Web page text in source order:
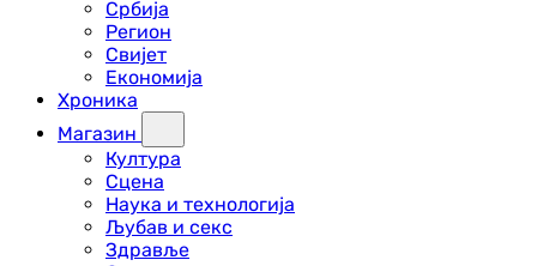
Србија
Регион
Свијет
Економија
Хроника
Магазин
Култура
Сцена
Наука и технологија
Љубав и секс
Здравље